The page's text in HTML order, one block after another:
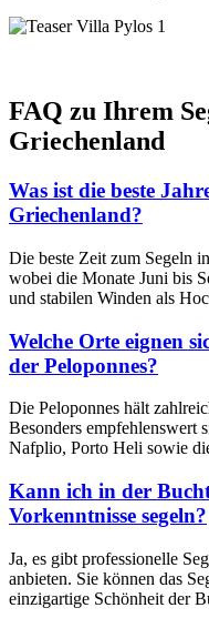
FAQ zu Ihrem
Griechenland
Was ist die beste
Griechenland?
Die beste Zeit zum Segeln
wobei die Monate Juni bis
und stabilen Winden als
Welche Orte eignen
der Peloponnes?
Die Peloponnes hält
Besonders empfehlenswert
Nafplio, Porto Heli sowie
Kann ich in der
Vorkenntnisse segeln?
Ja, es gibt professionelle
anbieten. Sie können das
einzigartige Schönheit der